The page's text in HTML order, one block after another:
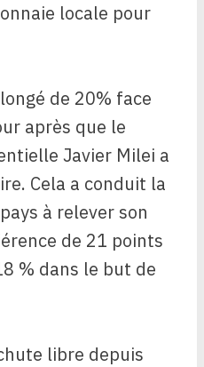
locale pour
de 20% face
après que le
Javier Milei a
Cela a conduit la
à relever son
de 21 points
% dans le but de
libre depuis